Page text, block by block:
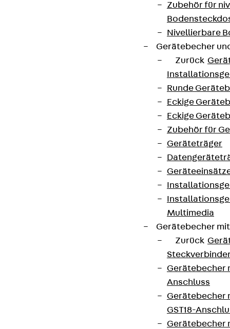
Zubehör für
Nivellierbare
Gerätebecher
Zurück
Runde
Eckige
Eckige
Zubehör für
Geräteträger
Multimedia
Gerätebecher
Zurück
Gerätebecher
Anschluss
Gerätebecher
GST18-
Gerätebecher